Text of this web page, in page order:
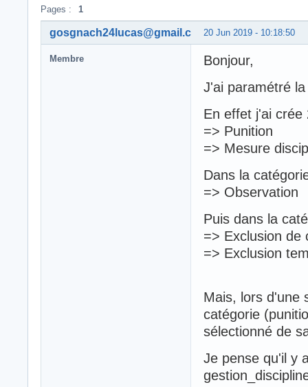
Pages : 1
20 Jun 2019 - 10:18:50
gosgnach24lucas@gmail.com
Membre
Bonjour,
J'ai paramétré
En effet j'ai crée
=> Punition
=> Mesure
Dans la
=> Observation
Puis dans la
=> Exclusion de
=> Exclusion
Mais, lors d'une
catégorie
sélectionné de
Je pense qu'il y